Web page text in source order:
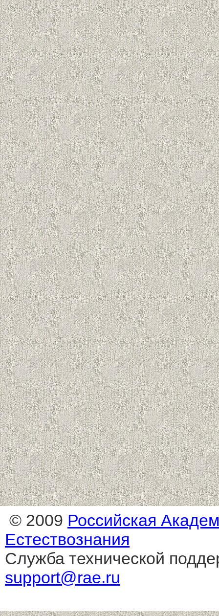
© 2009 Российская
Естествознания
Служба технической
support@rae.ru